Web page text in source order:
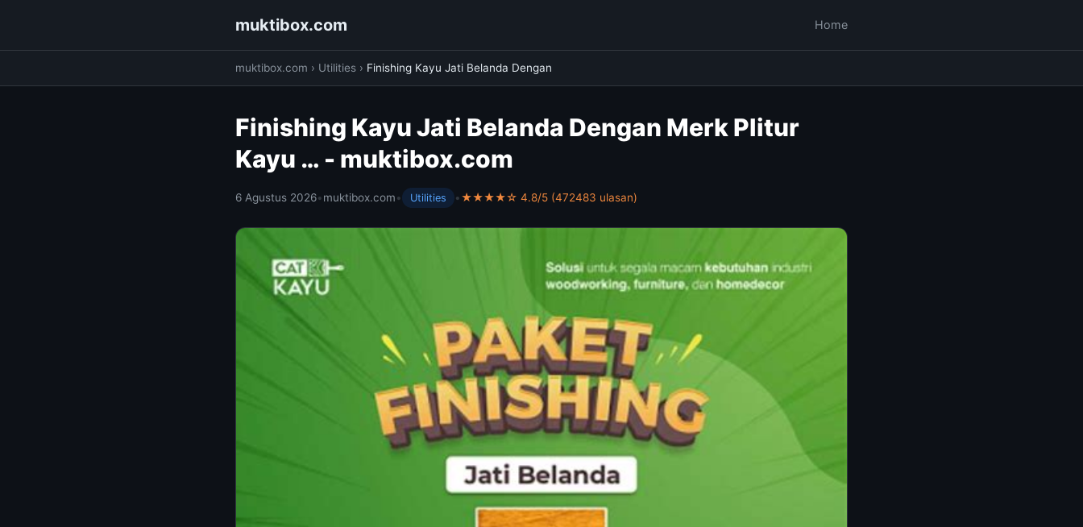
muktibox.com Home
muktibox.com › Utilities › Finishing Kayu Jati Belanda Dengan
Finishing Kayu Jati Belanda Dengan Merk Plitur
Kayu … - muktibox.com
6 Agustus 2026•muktibox.com• Utilities •★★★★☆ 4.8/5 (472483 ulasan)